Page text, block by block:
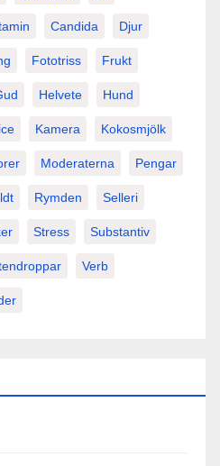
Candida Djur
Fototriss Frukt
Helvete Hund
Kamera Kokosmjölk
Moderaterna Pengar
Rymden Selleri
Stress Substantiv
Verb